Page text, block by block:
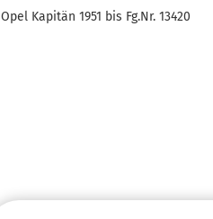
Opel Kapitän 1951 bis Fg.Nr. 13420